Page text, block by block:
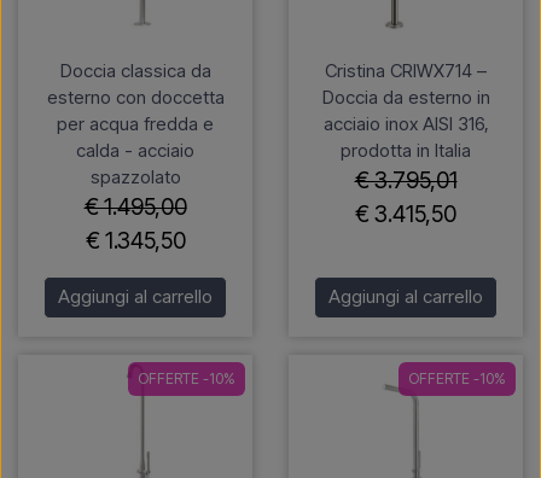
Doccia classica da
esterno con doccetta
per acqua fredda e
calda - acciaio
spazzolato
€ 1.495,00
€ 1.345,50
Aggiungi al carrello
Cristina CRIWX714 –
Doccia da esterno in
acciaio inox AISI 316,
prodotta in Italia
€ 3.795,01
€ 3.415,50
Aggiungi al carrello
OFFERTE -10% OFFERTE -10%